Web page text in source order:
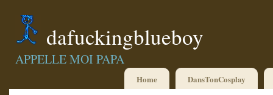
dafuckingblueboy
APPELLE MOI PAPA
Home DansTonCosplay